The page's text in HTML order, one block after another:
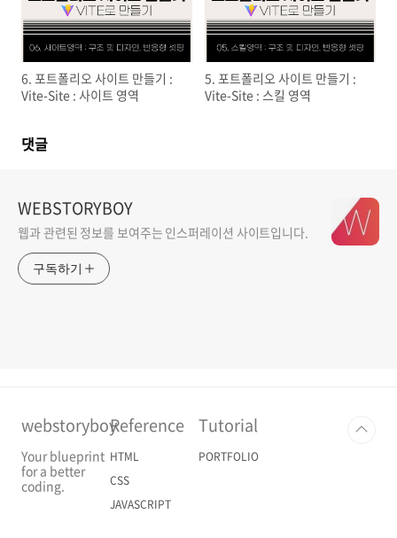
6. 포트폴리오 사이트 만들기 :
Vite-Site : 사이트 영역
5. 포트폴리오 사이트 만들기 :
Vite-Site : 스킬 영역
댓글
WEBSTORYBOY
웹과 관련된 정보를 보여주는 인스퍼레이션 사이트입니다.
구독하기
webstoryboy
Your blueprint
for a better
coding.
Reference
HTML
CSS
JAVASCRIPT
Tutorial
PORTFOLIO